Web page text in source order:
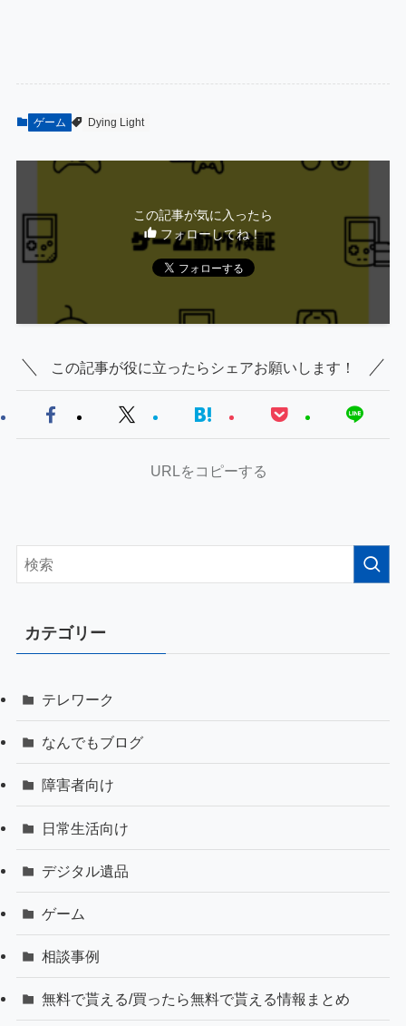
ゲーム Dying Light
この記事が気に入ったら
フォローしてね！
この記事が役に立ったらシェアお願いします！
URLをコピーする
カテゴリー
テレワーク
なんでもブログ
障害者向け
日常生活向け
デジタル遺品
ゲーム
相談事例
無料で貰える/買ったら無料で貰える情報まとめ